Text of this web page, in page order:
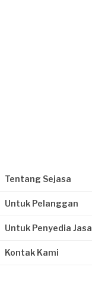
Tentang Sejasa
Untuk Pelanggan
Untuk Penyedia Jasa
Kontak Kami